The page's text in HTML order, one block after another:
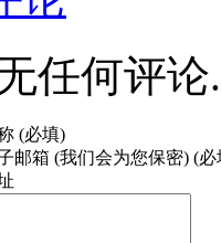
任何评论.
(必填)
邮箱 (我们会为您保密) (必